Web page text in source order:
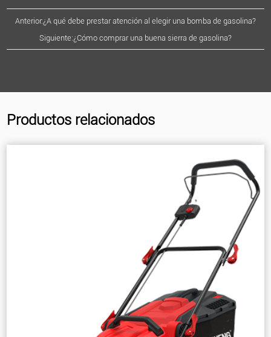
Anterior:¿A qué debe prestar atención al elegir una bomba de gasolina?
Siguiente:¿Cómo comprar una buena sierra de gasolina?
Productos relacionados